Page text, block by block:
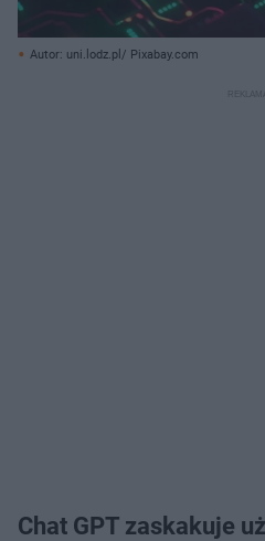
Autor: uni.lodz.pl/ Pixabay.com
Chat GPT zaskakuje